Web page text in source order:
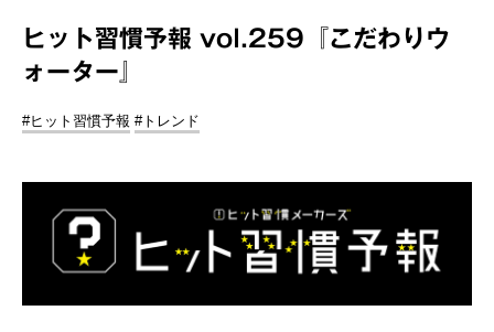
ヒット習慣予報 vol.259『こだわりウ
ォーター』
#ヒット習慣予報 #トレンド